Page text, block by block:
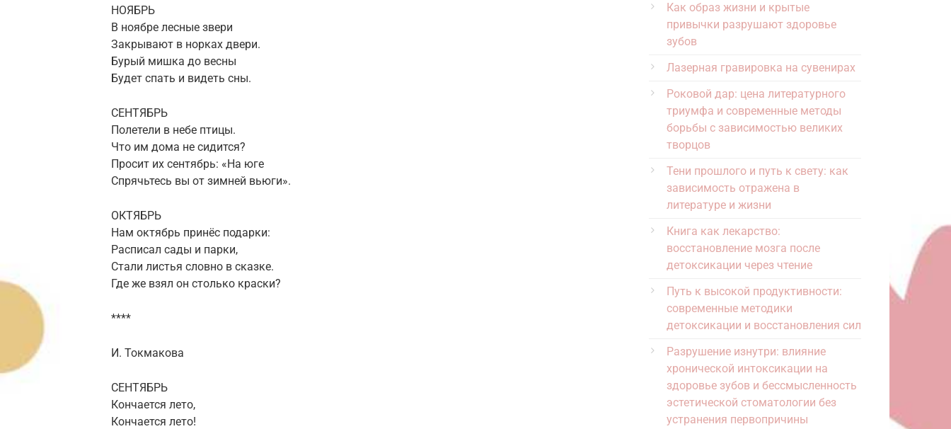
НОЯБРЬ
В ноябре лесные звери
Закрывают в норках двери.
Бурый мишка до весны
Будет спать и видеть сны.
СЕНТЯБРЬ
Полетели в небе птицы.
Что им дома не сидится?
Просит их сентябрь: «На юге
Спрячьтесь вы от зимней вьюги».
ОКТЯБРЬ
Нам октябрь принёс подарки:
Расписал сады и парки,
Стали листья словно в сказке.
Где же взял он столько краски?
****
И. Токмакова
СЕНТЯБРЬ
Кончается лето,
Кончается лето!
Как образ жизни и крытые
привычки разрушают здоровье
зубов
Лазерная гравировка на сувенирах
Роковой дар: цена литературного
триумфа и современные методы
борьбы с зависимостью великих
творцов
Тени прошлого и путь к свету: как
зависимость отражена в
литературе и жизни
Книга как лекарство:
восстановление мозга после
детоксикации через чтение
Путь к высокой продуктивности:
современные методики
детоксикации и восстановления сил
Разрушение изнутри: влияние
хронической интоксикации на
здоровье зубов и бессмысленность
эстетической стоматологии без
устранения первопричины